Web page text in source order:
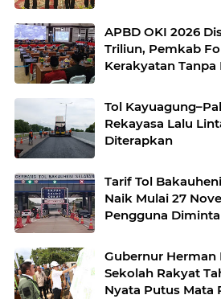
APBD OKI 2026
Triliun, Pemkab
Kerakyatan Tanpa
Tol
Rekayasa Lalu
Diterapkan
Tarif Tol
Naik Mulai 27
Pengguna
Gubernur Herman
Sekolah Rakyat
Nyata Putus Mata